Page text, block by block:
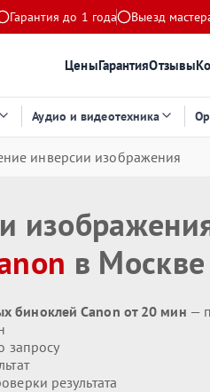
Гарантия до 1 года Выезд
ЦеныГарантияОтзывы
Аудио и видеотехника
инверсии изображения
в Москве
биноклей Canon от 20 мин —
запросу
результата